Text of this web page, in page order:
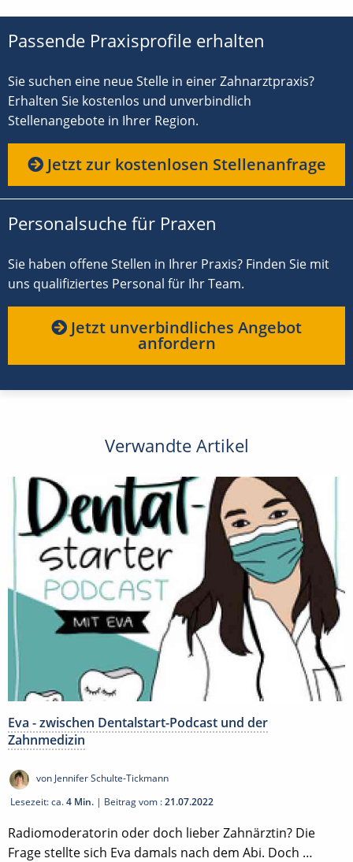
Passende Praxisprofile erhalten
Sie suchen eine neue Stelle in einer Zahnarztpraxis?
Erhalten Sie kostenlos und unverbindlich
Stellenangebote in Ihrer Region.
Jetzt zur kostenlosen Stellenanfrage
Personalsuche für Praxen
Sie haben offene Stellen in Ihrer Praxis? Finden Sie mit
uns qualifiziertes Personal für Ihr Team.
Jetzt unverbindliches Angebot
anfordern
Verwandte Artikel
Eva - zwischen Dentalstart-Podcast und der
Zahnmedizin
von Jennifer Schulte-Tickmann
Lesezeit: ca.4 Min. | Beitrag vom :21.07.2022
Radiomoderatorin oder doch lieber Zahnärztin? Die
Frage stellte sich Eva damals nach dem Abi. Doch …